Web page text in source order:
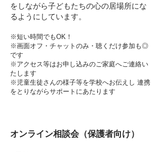
をしながら子どもたちの心の居場所にな
るようにしています。
※短い時間でもOK！
※画面オフ・チャットのみ・聴くだけ参加も◎
です
※アクセス等はお申し込みのご家庭へご連絡い
たします
​※児童生徒さんの様子等を学校へお伝えし 連携
をとりながらサポートにあたります
オンライン相談会（保護者向け）